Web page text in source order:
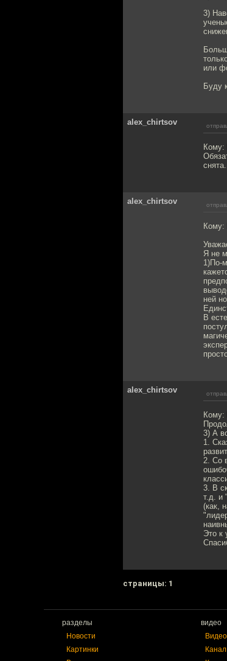
3)
или
Буду
alex_chirtsov
Кому:
alex_chirtsov
Кому:
Я не
1)По-
ней
В
alex_chirtsov
Кому:
3) А
1.
2. Со
3. В
т.д. и
(как,
Это к
cтраницы: 1
разделы
Новости
Картинки
видео